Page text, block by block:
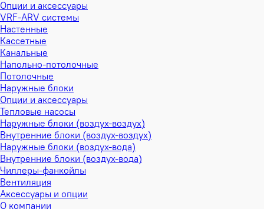
Опции и аксессуары
VRF-ARV системы
Настенные
Кассетные
Канальные
Напольно-потолочные
Потолочные
Наружные блоки
Опции и аксессуары
Тепловые насосы
Наружные блоки (воздух-воздух)
Внутренние блоки (воздух-воздух)
Наружные блоки (воздух-вода)
Внутренние блоки (воздух-вода)
Чиллеры-фанкойлы
Вентиляция
Аксессуары и опции
О компании